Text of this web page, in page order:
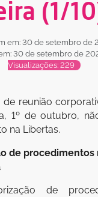
(1/
em: 30 de setembro de
30 de setembro de
Visualizações: 229
de reunião
1º de outubro,
na Libertas.
de procedimentos
de